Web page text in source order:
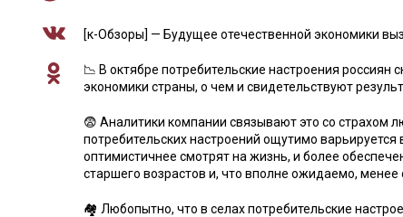
[к-Обзоры] — Будущее отечественной экономики
📉 В октябре потребительские настроения
экономики страны, о чем и свидетельствуют
😨 Аналитики компании связывают это со
потребительских настроений ощутимо
оптимистичнее смотрят на жизнь, и более
старшего возрастов и, что вполне ожидаемо, менее
🏘 Любопытно, что в селах потребительские